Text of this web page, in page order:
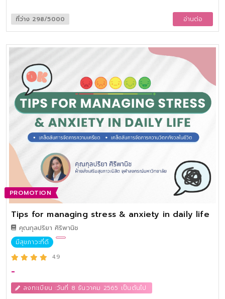
ฐานะบุคคลากรที่ทำงานด้านสาธารณสุข การเปลี่ยนแปลงทางกายภาพ
และสภาพจิตใจ ที่มีผลต่อการดูแลสุขภาพองค์รวม การเปลี่ยนแปลง
การให้การรักษาจะกล่าวถึงเนื้อหาทางทันตกรรมด้านต่าง ๆ ตลอดจน
การออกแบบปรับปรุงสถานที่พักอาศัย การเปลี่ยนแปลงที่ให้บริการ
ทางสาธารณสุข เพื่อให้ใช้งานได้ระยะยาว การอำนวยความสะดวกแก่
สภาพร่างกายที่เปลี่ยนไป
ที่ว่าง 298/5000 อ่านต่อ
PROMOTION
Tips for managing stress & anxiety in daily life
คุณกุลปริยา ศิริพานิช
มีสุขภาวะที่ดี
4.9
-
ลงทะเบียน :วันที่ 8 ธันวาคม 2565 เป็นต้นไป